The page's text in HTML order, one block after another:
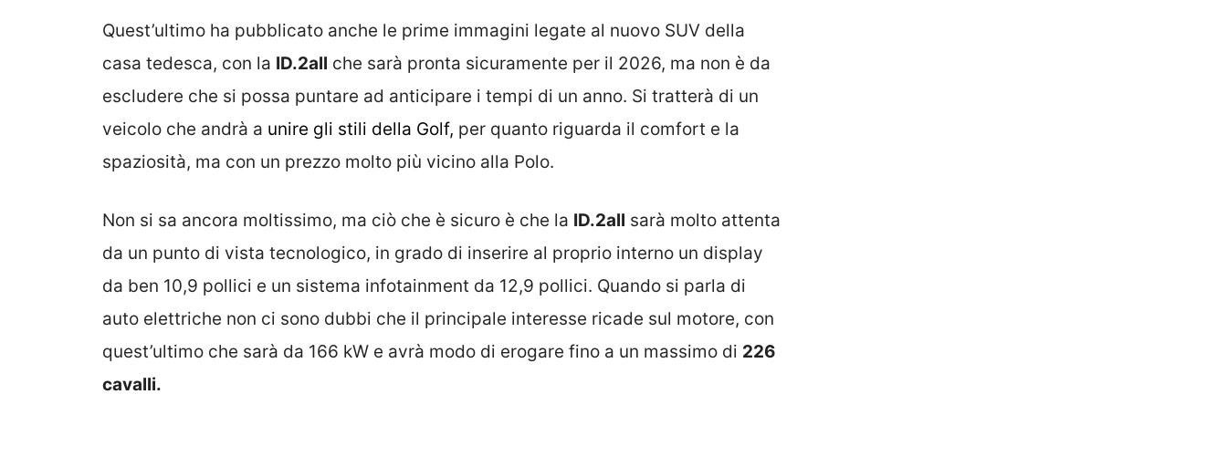
Quest’ultimo ha pubblicato anche le prime immagini legate al nuovo SUV della
casa tedesca, con la ID.2all che sarà pronta sicuramente per il 2026, ma non è da
escludere che si possa puntare ad anticipare i tempi di un anno. Si tratterà di un
veicolo che andrà a unire gli stili della Golf, per quanto riguarda il comfort e la
spaziosità, ma con un prezzo molto più vicino alla Polo.
Non si sa ancora moltissimo, ma ciò che è sicuro è che la ID.2all sarà molto attenta
da un punto di vista tecnologico, in grado di inserire al proprio interno un display
da ben 10,9 pollici e un sistema infotainment da 12,9 pollici. Quando si parla di
auto elettriche non ci sono dubbi che il principale interesse ricade sul motore, con
quest’ultimo che sarà da 166 kW e avrà modo di erogare fino a un massimo di 226
cavalli.